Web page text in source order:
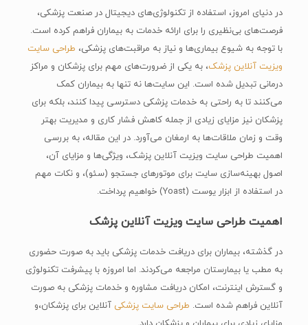
در دنیای امروز، استفاده از تکنولوژی‌های دیجیتال در صنعت پزشکی،
فرصت‌های بی‌نظیری را برای ارائه خدمات به بیماران فراهم کرده است.
با توجه به شیوع بیماری‌ها و نیاز به مراقبت‌های پزشکی، طراحی سایت‌
ویزیت آنلاین پزشک، به یکی از ضرورت‌های مهم برای پزشکان و مراکز
درمانی تبدیل شده است. این سایت‌ها نه تنها به بیماران کمک
می‌کنند تا به راحتی به خدمات پزشکی دسترسی پیدا کنند، بلکه برای
پزشکان نیز مزایای زیادی از جمله کاهش فشار کاری و مدیریت بهتر
وقت و زمان ملاقات‌ها به ارمغان می‌آورد. در این مقاله، به بررسی
اهمیت طراحی سایت ویزیت آنلاین پزشک، ویژگی‌ها و مزایای آن،
اصول بهینه‌سازی سایت برای موتورهای جستجو (سئو)، و نکات مهم
در استفاده از ابزار یوست (Yoast) خواهیم پرداخت.
اهمیت طراحی سایت ویزیت آنلاین پزشک
در گذشته، بیماران برای دریافت خدمات پزشکی باید به صورت حضوری
به مطب یا بیمارستان مراجعه می‌کردند. اما امروزه با پیشرفت تکنولوژی
و گسترش اینترنت، امکان دریافت مشاوره و خدمات پزشکی به صورت
آنلاین فراهم شده است. طراحی سایت پزشکیآنلاین برای پزشکان،و